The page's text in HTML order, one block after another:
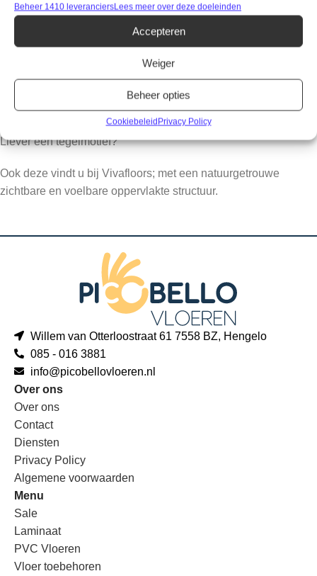
Beheer 1410 leveranciersLees meer over deze doeleinden
Accepteren
Weiger
Beheer opties
CookiebeleidPrivacy Policy
ruimte.
De matte afwerking en de realistische houtstructuren, met
natuurlijke noesten en nerven halen de natuur naar binnen.
Zowel een recht plank als het visgraatpatroon vindt u in deze
collectie.
Liever een tegelmotief?
Ook deze vindt u bij Vivafloors; met een natuurgetrouwe
zichtbare en voelbare oppervlakte structuur.
Willem van Otterloostraat 61 7558 BZ, Hengelo
085 - 016 3881
info@picobellovloeren.nl
Over ons
Over ons
Contact
Diensten
Privacy Policy
Algemene voorwaarden
Menu
Sale
Laminaat
PVC Vloeren
Vloer toebehoren